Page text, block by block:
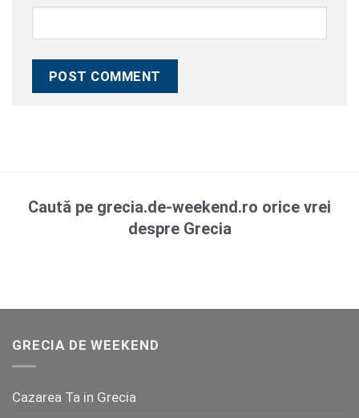
Caută pe grecia.de-weekend.ro orice vrei
despre Grecia
GRECIA DE WEEKEND
Cazarea Ta in Grecia